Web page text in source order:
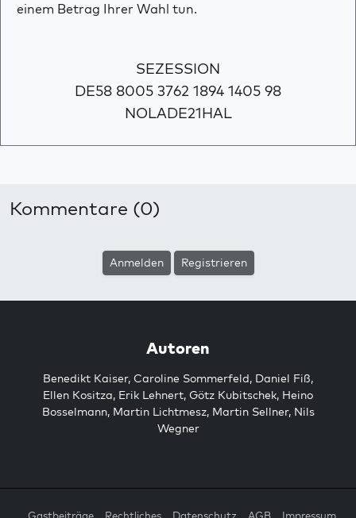
einem Betrag Ihrer Wahl tun.
SEZESSION
DE58 8005 3762 1894 1405 98
NOLADE21HAL
Kommentare (0)
Anmelden Registrieren
Autoren
Benedikt Kaiser, Caroline Sommerfeld, Daniel Fiß,
Ellen Kositza, Erik Lehnert, Götz Kubitschek, Heino
Bosselmann, Martin Lichtmesz, Martin Sellner, Nils
Wegner